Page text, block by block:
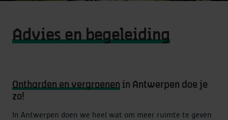
Advies en begeleiding
Ontharden en vergroenen in Antwerpen doe je
zo!
In Antwerpen doen we heel wat om meer ruimte te geven